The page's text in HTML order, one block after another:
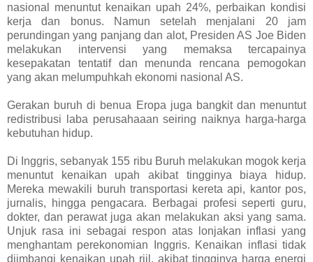
nasional menuntut kenaikan upah 24%, perbaikan kondisi
kerja dan bonus. Namun setelah menjalani 20 jam
perundingan yang panjang dan alot, Presiden AS Joe Biden
melakukan intervensi yang memaksa tercapainya
kesepakatan tentatif dan menunda rencana pemogokan
yang akan melumpuhkah ekonomi nasional AS.
Gerakan buruh di benua Eropa juga bangkit dan menuntut
redistribusi laba perusahaaan seiring naiknya harga-harga
kebutuhan hidup.
Di Inggris, sebanyak 155 ribu Buruh melakukan mogok kerja
menuntut kenaikan upah akibat tingginya biaya hidup.
Mereka mewakili buruh transportasi kereta api, kantor pos,
jurnalis, hingga pengacara. Berbagai profesi seperti guru,
dokter, dan perawat juga akan melakukan aksi yang sama.
Unjuk rasa ini sebagai respon atas lonjakan inflasi yang
menghantam perekonomian Inggris. Kenaikan inflasi tidak
diimbangi kenaikan upah riil, akibat tingginya harga energi